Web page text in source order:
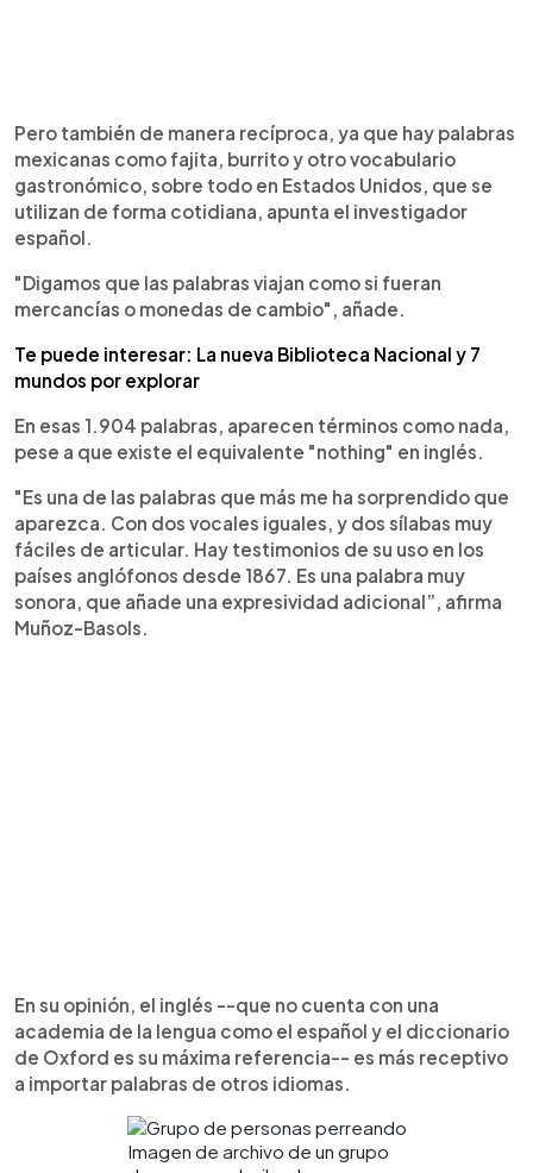
Pero también de manera recíproca, ya que hay palabras
mexicanas como fajita, burrito y otro vocabulario
gastronómico, sobre todo en Estados Unidos, que se
utilizan de forma cotidiana, apunta el investigador
español.
"Digamos que las palabras viajan como si fueran
mercancías o monedas de cambio", añade.
Te puede interesar: La nueva Biblioteca Nacional y 7
mundos por explorar
En esas 1.904 palabras, aparecen términos como nada,
pese a que existe el equivalente "nothing" en inglés.
"Es una de las palabras que más me ha sorprendido que
aparezca. Con dos vocales iguales, y dos sílabas muy
fáciles de articular. Hay testimonios de su uso en los
países anglófonos desde 1867. Es una palabra muy
sonora, que añade una expresividad adicional”, afirma
Muñoz-Basols.
En su opinión, el inglés --que no cuenta con una
academia de la lengua como el español y el diccionario
de Oxford es su máxima referencia-- es más receptivo
a importar palabras de otros idiomas.
Imagen de archivo de un grupo